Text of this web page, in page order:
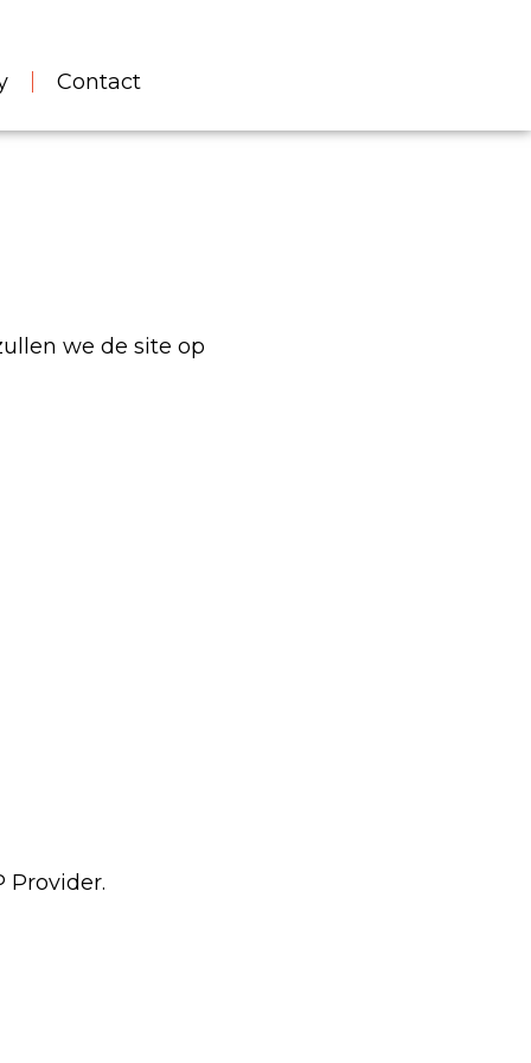
Contact
we de site op
Provider.